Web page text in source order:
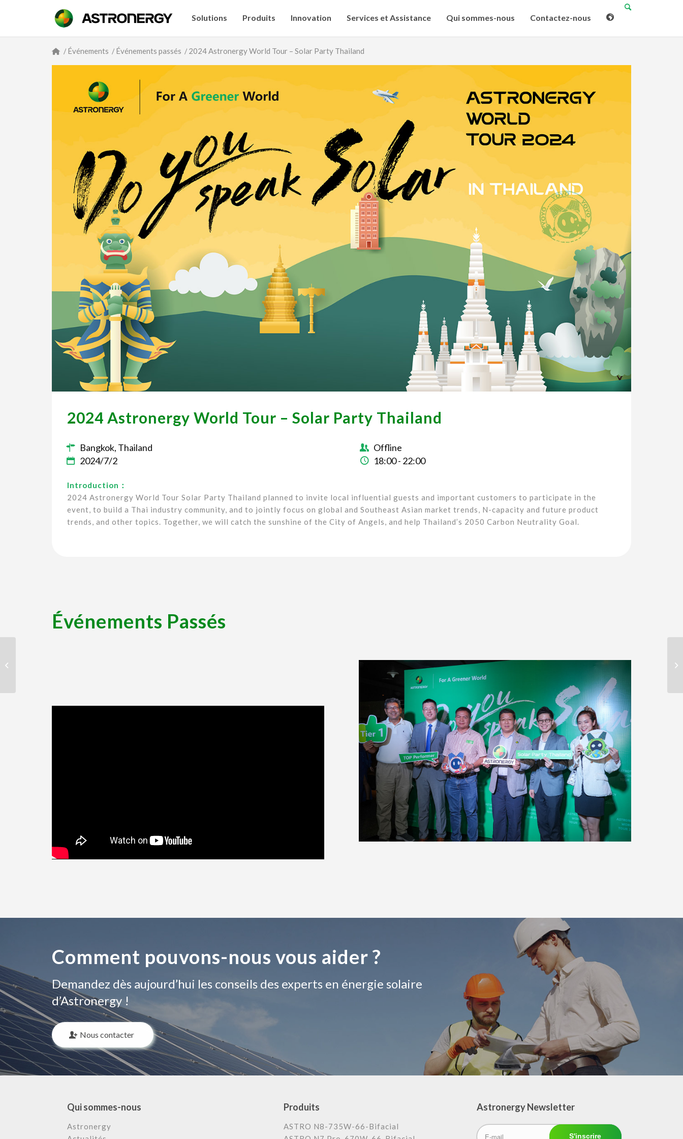
Solutions Produits Innovation Services et Assistance Qui sommes-nous Contactez-nous
/ Événements / Événements passés / 2024 Astronergy World Tour – Solar Party Thailand
2024 Astronergy World Tour – Solar Party Thailand
Bangkok, Thailand
2024/7/2
Offline
18:00 - 22:00
Introduction：
2024 Astronergy World Tour Solar Party Thailand planned to invite local influential guests and important customers to participate in the
event, to build a Thai industry community, and to jointly focus on global and Southeast Asian market trends, N-capacity and future product
trends, and other topics. Together, we will catch the sunshine of the City of Angels, and help Thailand’s 2050 Carbon Neutrality Goal.
Événements Passés
Comment pouvons-nous vous aider ?
Demandez dès aujourd’hui les conseils des experts en énergie solaire
d’Astronergy !
Nous contacter
Qui sommes-nous
Astronergy
Produits
ASTRO N8-735W-66-Bifacial
Astronergy Newsletter